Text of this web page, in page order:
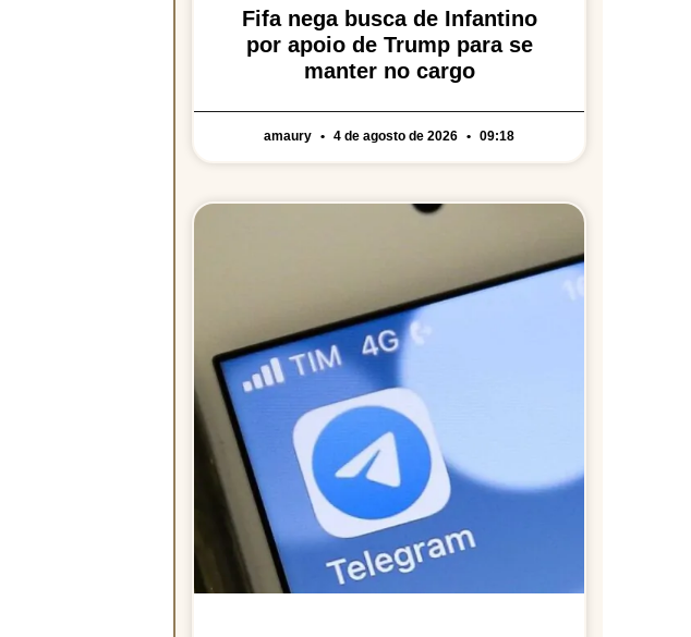
Fifa nega busca de Infantino
por apoio de Trump para se
manter no cargo
amaury 4 de agosto de 2026 09:18